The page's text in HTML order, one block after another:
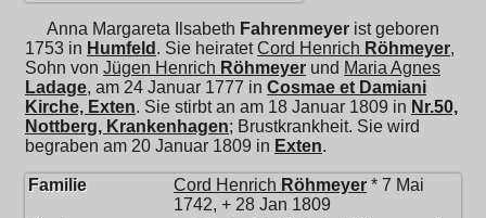
Anna Margareta Ilsabeth Fahrenmeyer ist geboren
1753 in Humfeld . Sie heiratetCord Henrich Röhmeyer,
Sohn von Jügen Henrich Röhmeyer und Maria Agnes
Ladage, am 24 Januar 1777 in Cosmae et Damiani
Kirche, Exten. Sie stirbt an am 18 Januar 1809 in Nr.50,
Nottberg, Krankenhagen; Brustkrankheit. Sie wird
begraben am 20 Januar 1809 in Exten.
Familie Cord Henrich Röhmeyer * 7 Mai
1742, + 28 Jan 1809